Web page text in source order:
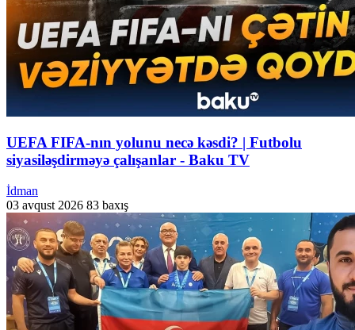
UEFA FIFA-nın yolunu necə kəsdi? | Futbolu
siyasiləşdirməyə çalışanlar - Baku TV
İdman
03 avqust 2026 83 baxış